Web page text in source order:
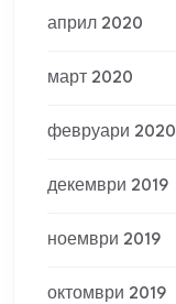
април 2020
март 2020
февруари 2020
декември 2019
ноември 2019
октомври 2019